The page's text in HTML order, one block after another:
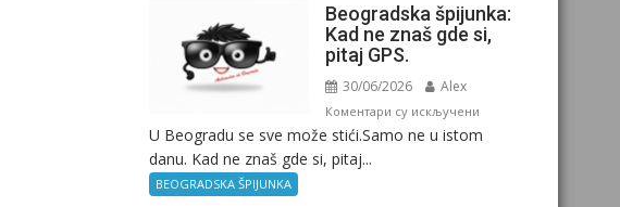
Beogradska špijunka:
Kad ne znaš gde si,
pitaj GPS.
30/06/2026 Alex
Коментари су искљученина
Beogradska
U Beogradu se sve može stići.Samo ne u istom
danu. Kad ne znaš gde si, pitaj...
BEOGRADSKA ŠPIJUNKA